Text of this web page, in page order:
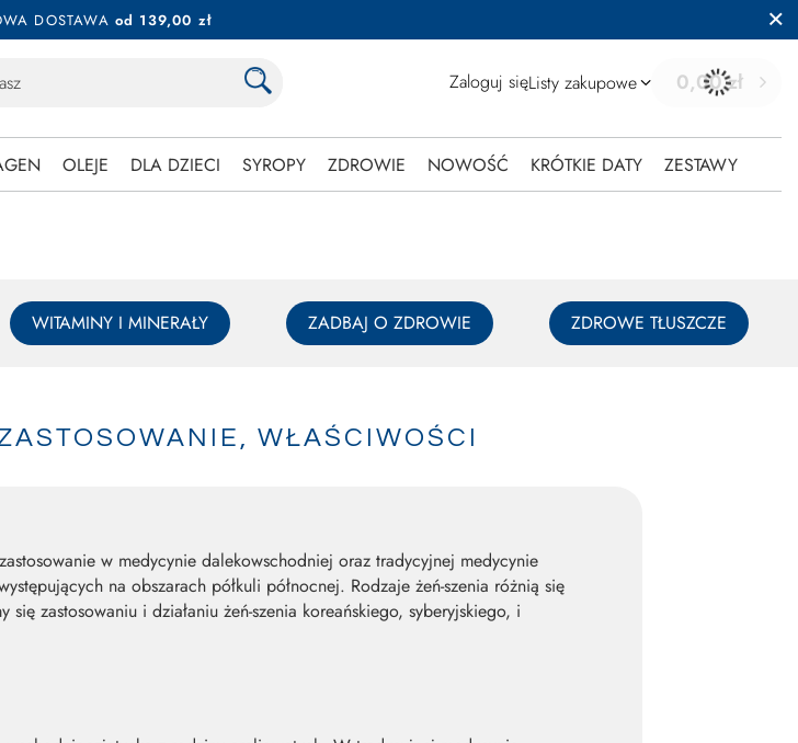
DOSTAWA od 139,00 zł
Zaloguj sięListy zakupowe 0,00 zł
OLEJE DLA DZIECI SYROPY ZDROWIE NOWOŚĆ KRÓTKIE DATY ZESTAWY
WITAMINY I MINERAŁY ZADBAJ O ZDROWIE ZDROWE TŁUSZCZE
WŁAŚCIWOŚCI
w medycynie dalekowschodniej oraz tradycyjnej medycynie
na obszarach półkuli północnej. Rodzaje żeń-szenia różnią się
zastosowaniu i działaniu żeń-szenia koreańskiego, syberyjskiego, i